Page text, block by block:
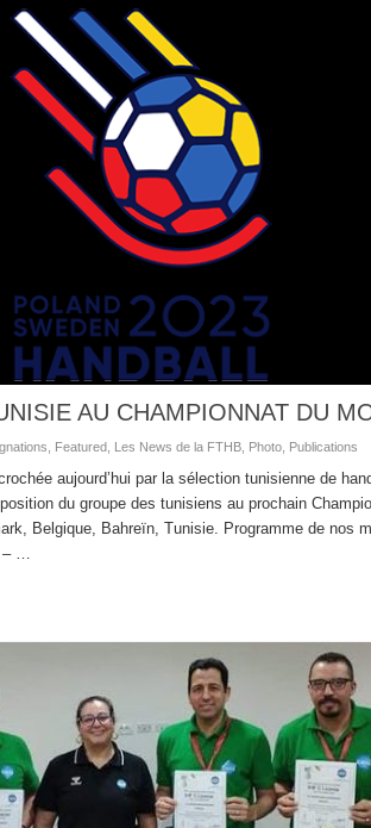
AU CHAMPIONNAT DU
Featured Les News de la FTHB Photo Publications
aujourd’hui par la sélection tunisienne de
du groupe des tunisiens au prochain
Belgique, Bahreïn, Tunisie. Programme de nos
…